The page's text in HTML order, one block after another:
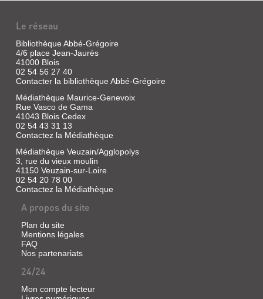
DE
ET-
CHER
(BEAU...
Talleyrand-
Perigord,
Alexandre-
de,
1848
LE
Le réseau
Bibliothèque Abbé-Grégoire
4/6 place Jean-Jaurès
41000 Blois
02 54 56 27 40
Contacter la bibliothèque Abbé-Grégoire
Médiathèque Maurice-Genevoix
Rue Vasco de Gama
41043 Blois Cedex
02 54 43 31 13
Contactez la Médiathèque
Médiathèque Veuzain/Agglopolys
3, rue du vieux moulin
41150 Veuzain-sur-Loire
02 54 20 78 00
Contactez la Médiathèque
A propos du site
Plan du site
Mentions légales
FAQ
Nos partenariats
24/24
Mon compte lecteur